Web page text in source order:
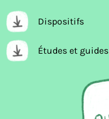
Dispositifs
Études et guides